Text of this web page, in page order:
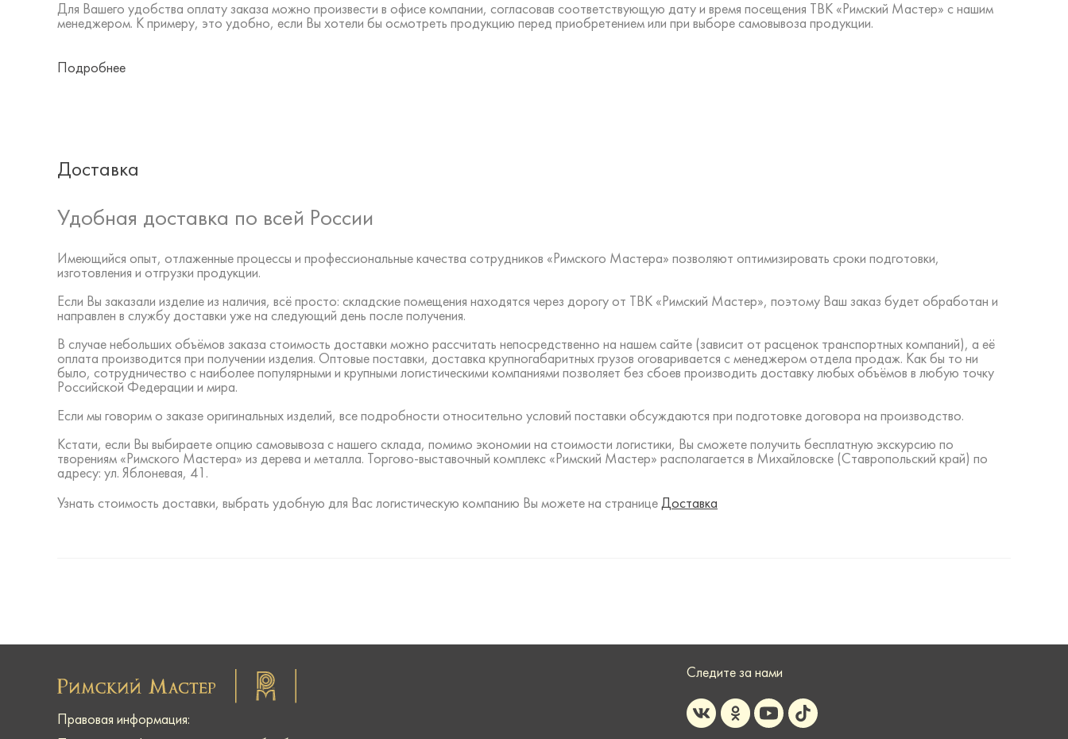
Для Вашего удобства оплату заказа можно произвести в офисе компании, согласовав соответствующую дату и время посещения ТВК «Римский Мастер» с нашим
менеджером. К примеру, это удобно, если Вы хотели бы осмотреть продукцию перед приобретением или при выборе самовывоза продукции.
Подробнее
Доставка
Удобная доставка по всей России
Имеющийся опыт, отлаженные процессы и профессиональные качества сотрудников «Римского Мастера» позволяют оптимизировать сроки подготовки,
изготовления и отгрузки продукции.
Если Вы заказали изделие из наличия, всё просто: складские помещения находятся через дорогу от ТВК «Римский Мастер», поэтому Ваш заказ будет обработан и
направлен в службу доставки уже на следующий день после получения.
В случае небольших объёмов заказа стоимость доставки можно рассчитать непосредственно на нашем сайте (зависит от расценок транспортных компаний), а её
оплата производится при получении изделия. Оптовые поставки, доставка крупногабаритных грузов оговаривается с менеджером отдела продаж. Как бы то ни
было, сотрудничество с наиболее популярными и крупными логистическими компаниями позволяет без сбоев производить доставку любых объёмов в любую точку
Российской Федерации и мира.
Если мы говорим о заказе оригинальных изделий, все подробности относительно условий поставки обсуждаются при подготовке договора на производство.
Кстати, если Вы выбираете опцию самовывоза с нашего склада, помимо экономии на стоимости логистики, Вы сможете получить бесплатную экскурсию по
творениям «Римского Мастера» из дерева и металла. Торгово-выставочный комплекс «Римский Мастер» располагается в Михайловске (Ставропольский край) по
адресу: ул. Яблоневая, 41.
Узнать стоимость доставки, выбрать удобную для Вас логистическую компанию Вы можете на странице Доставка
Правовая информация:
Следите за нами